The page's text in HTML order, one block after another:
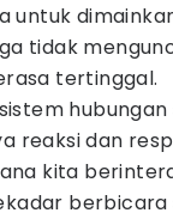
untuk
tidak
tertinggal.
hubungan
reaksi dan
kita